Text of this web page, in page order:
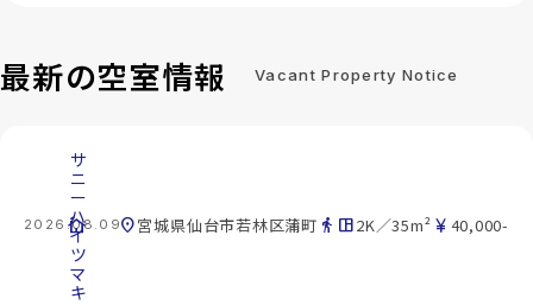
最新の空室情報 Vacant Property Notice
2026.08.09
cottage
サ
ニ
ー
ハ
イ
ツ
マ
キ
location_on宮城県仙台市若林区蒲町 directions_walk space_dashboard2K／35m² currency_yen 40,000-